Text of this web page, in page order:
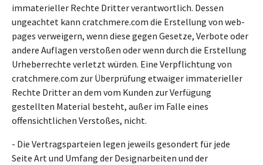
immaterieller Rechte Dritter verantwortlich. Dessen
ungeachtet kann cratchmere.com die Erstellung von web-
pages verweigern, wenn diese gegen Gesetze, Verbote oder
andere Auflagen verstoßen oder wenn durch die Erstellung
Urheberrechte verletzt würden. Eine Verpflichtung von
cratchmere.com zur Überprüfung etwaiger immaterieller
Rechte Dritter an dem vom Kunden zur Verfügung
gestellten Material besteht, außer im Falle eines
offensichtlichen Verstoßes, nicht.
- Die Vertragsparteien legen jeweils gesondert für jede
Seite Art und Umfang der Designarbeiten und der